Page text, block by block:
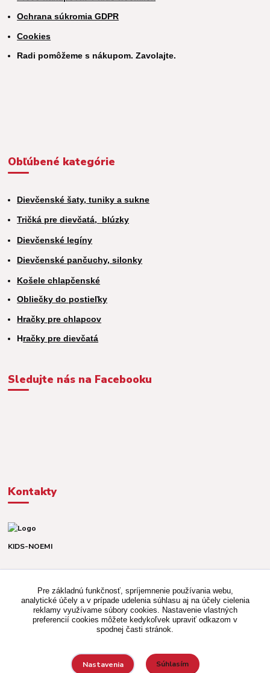
Ochrana súkromia GDPR
Cookies
Radi pomôžeme s nákupom. Zavolajte.
Obľúbené kategórie
Dievčenské šaty, tuniky a sukne
Tričká pre dievčatá, blúzky
Dievčenské legíny
Dievčenské pančuchy, silonky
Košele chlapčenské
Obliečky do postieľky
Hračky pre chlapcov
Hračky pre dievčatá
Sledujte nás na Facebooku
Kontakty
KIDS-NOEMI
(Po-Pia, 8-16 hod.)
kidsnoemi.shop@gmail.com
Pre základnú funkčnosť, spríjemnenie používania webu,
analytické účely a v prípade udelenia súhlasu aj na účely cielenia
reklamy využívame súbory cookies. Nastavenie vlastných
preferencií cookies môžete kedykoľvek upraviť odkazom v
spodnej časti stránok.
Nastavenia Súhlasím